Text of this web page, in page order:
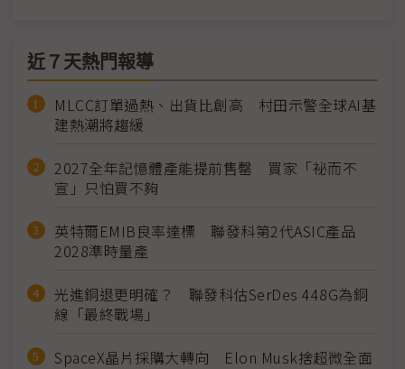
近７天熱門報導
MLCC訂單過熱、出貨比創高 村田示警全球AI基
建熱潮將趨緩
2027全年記憶體產能提前售罄 買家「祕而不
宣」只怕買不夠
英特爾EMIB良率達標 聯發科第2代ASIC產品
2028準時量產
光進銅退更明確？ 聯發科估SerDes 448G為銅
線「最終戰場」
SpaceX晶片採購大轉向 Elon Musk捨超微全面